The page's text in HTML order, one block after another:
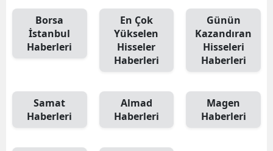
Borsa
İstanbul
Haberleri
En Çok
Yükselen
Hisseler
Haberleri
Günün
Kazandıran
Hisseleri
Haberleri
Samat
Haberleri
Almad
Haberleri
Magen
Haberleri